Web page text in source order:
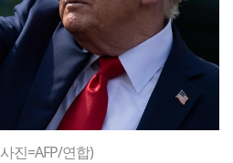
진=AFP/연합)